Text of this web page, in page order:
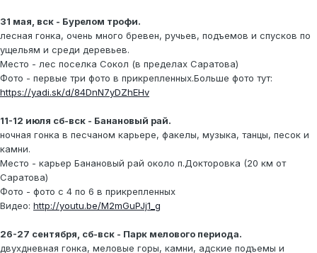
31 мая, вск - Бурелом трофи.
лесная гонка, очень много бревен, ручьев, подъемов и спусков по
ущельям и среди деревьев.
Место - лес поселка Сокол (в пределах Саратова)
Фото - первые три фото в прикрепленных.Больше фото тут:
https://yadi.sk/d/84DnN7yDZhEHv
11-12 июля сб-вск - Банановый рай.
ночная гонка в песчаном карьере, факелы, музыка, танцы, песок и
камни.
Место - карьер Банановый рай около п.Докторовка (20 км от
Саратова)
Фото - фото с 4 по 6 в прикрепленных
Видео: http://youtu.be/M2mGuPJj1_g
26-27 сентября, сб-вск - Парк мелового периода.
двухдневная гонка, меловые горы, камни, адские подъемы и